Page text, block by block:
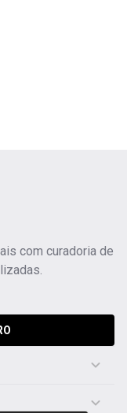
com curadoria de